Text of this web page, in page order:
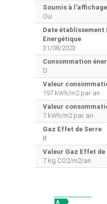
Soumis à l'affichage
Oui
Date établissement
Energétique
31/08/2023
Consommation
D
Valeur
197 kWh/m2 par an
Valeur
7 kWh/m2 par an
Gaz Effet de Serre
B
Valeur Gaz Effet de
7 Kg CO2/m2/an